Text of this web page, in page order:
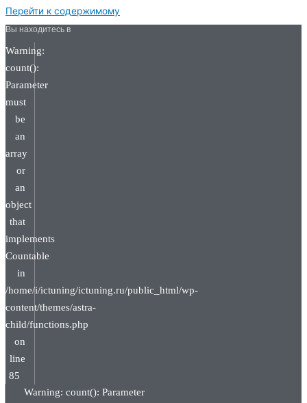
Перейти к содержимому
Вы находитесь в
Warning:
count():
Parameter
must
be
an
array
or
an
object
that
implements
Countable
in
/home/i/ictuning/ictuning.ru/public_html/wp-
content/themes/astra-
child/functions.php
on
line
85
Warning: count(): Parameter